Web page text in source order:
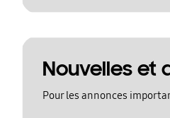
Nouvelles et
Pour les annonces